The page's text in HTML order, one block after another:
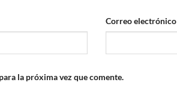
Correo electrónico
la próxima vez que comente.